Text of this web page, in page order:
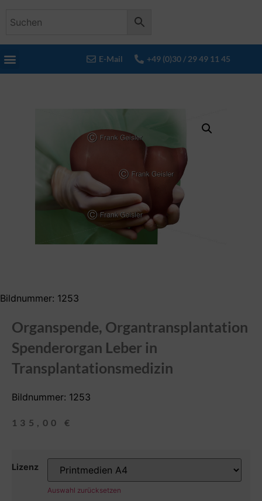
E-Mail +49 (0)30 / 29 49 11 45
Bildnummer: 1253
Organspende, Organtransplantation
Spenderorgan Leber in
Transplantationsmedizin
Bildnummer: 1253
135,00 €
Lizenz
Auswahl zurücksetzen